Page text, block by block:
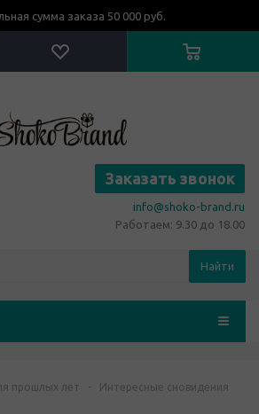
сумма заказа 50 000 руб.
Заказать звонок
info@shoko-brand.ru
Работаем: 9.30 до 18.00
Найти
прошлых лет - Интересные сновидения